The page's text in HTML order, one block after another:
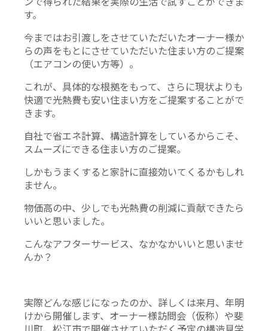
す。
今まではお引渡しをさせていただいたオーナー様か
らの声をもとにさせていただいた住まい方のご提案
（エアコンの使い方等）。
これが、具体的な根拠をもって、さらに現状よりも
快適で光熱費も安い住まい方をご提案することがで
きます。
自社で省エネ計算、構造計算をしているからこそ、
スムーズにできる住まい方のご提案。
しかもうまくすると家計に直接効いてくるかもしれ
ません。
物価高の中、少しでも光熱費の削減に貢献できたら
いいと思いました。
こんなアフターサービス、なかなかいいと思いませ
んか？
実際どんな感じになったのか、詳しくは来月、年明
けから開催します、オーナー様訪問会（仮称）や斐